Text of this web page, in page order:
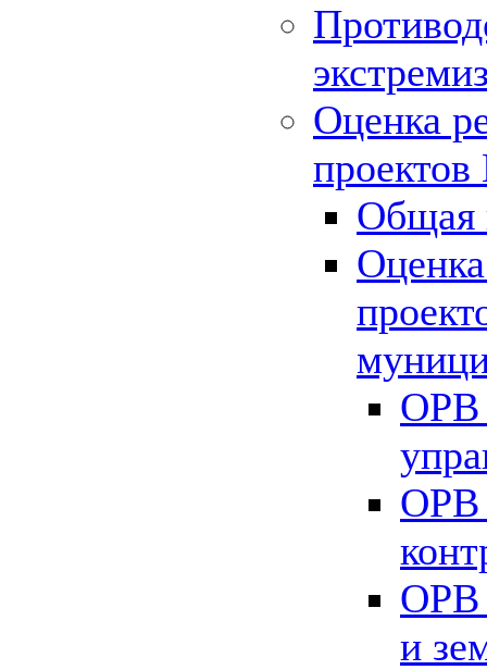
Оценка
Общая
ОРВ
ОРВ
ОРВ
и